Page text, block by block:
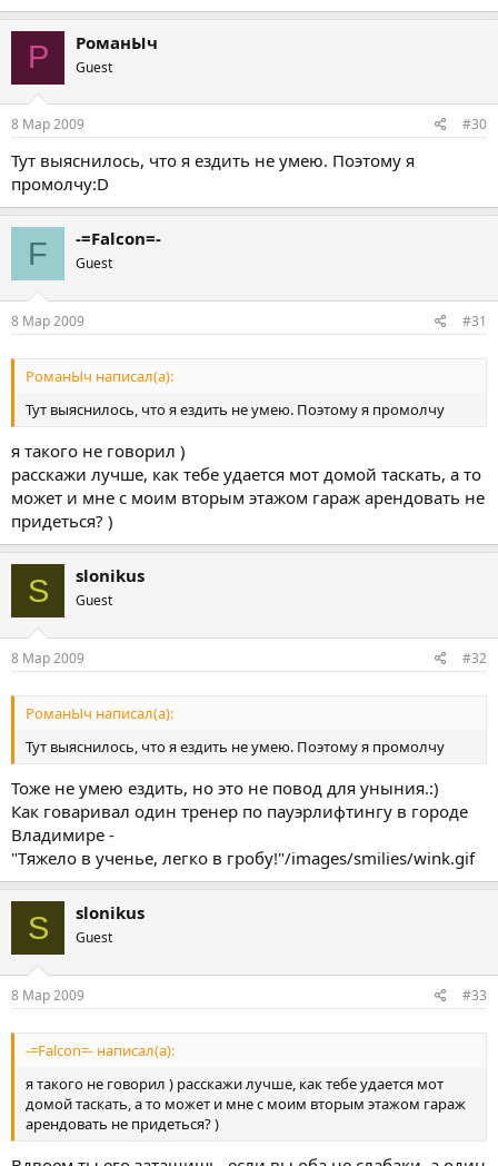
Р РоманЫч
Guest
8 Мар 2009 #30
Тут выяснилось, что я ездить не умею. Поэтому я
промолчу:D
F -=Falcon=-
Guest
8 Мар 2009 #31
РоманЫч написал(а):
Тут выяснилось, что я ездить не умею. Поэтому я промолчу
я такого не говорил )
расскажи лучше, как тебе удается мот домой таскать, а то
может и мне с моим вторым этажом гараж арендовать не
придеться? )
S slonikus
Guest
8 Мар 2009 #32
РоманЫч написал(а):
Тут выяснилось, что я ездить не умею. Поэтому я промолчу
Тоже не умею ездить, но это не повод для уныния.:)
Как говаривал один тренер по пауэрлифтингу в городе
Владимире -
"Тяжело в ученье, легко в гробу!"/images/smilies/wink.gif
S slonikus
Guest
8 Мар 2009 #33
-=Falcon=- написал(а):
я такого не говорил ) расскажи лучше, как тебе удается мот
домой таскать, а то может и мне с моим вторым этажом гараж
арендовать не придеться? )